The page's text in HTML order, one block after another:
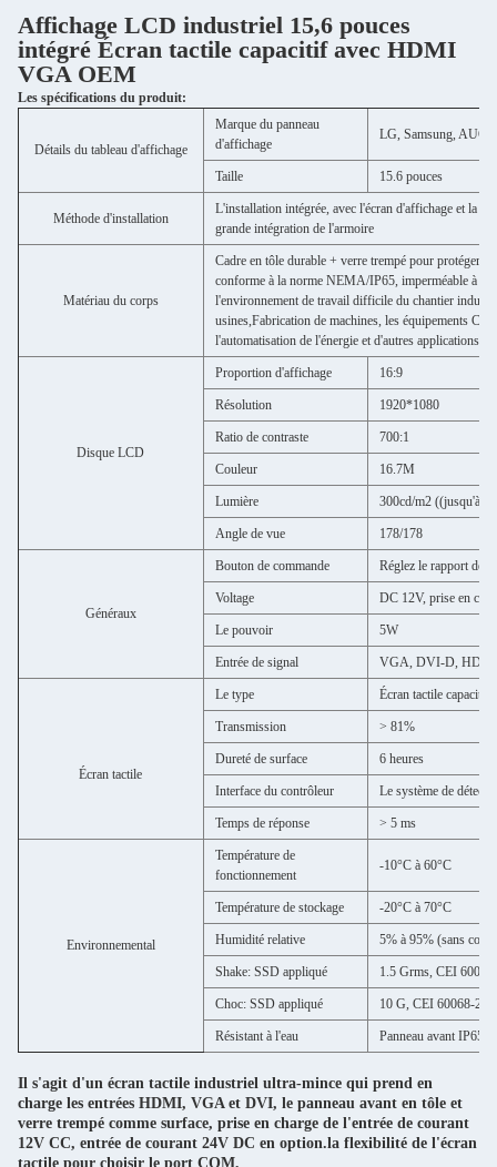
Affichage LCD industriel 15,6 pouces
intégré Écran tactile capacitif avec HDMI
VGA OEM
Les spécifications du produit:
Détails du tableau d'affichage
Marque du panneau
d'affichage
LG, Samsung, AUO,
Taille 15.6 pouces
Méthode d'installation
L'installation intégrée, avec l'écran d'affichage et la
grande intégration de l'armoire
Matériau du corps
Cadre en tôle durable + verre trempé pour protéger
conforme à la norme NEMA/IP65, imperméable à
l'environnement de travail difficile du chantier
usines,Fabrication de machines, les équipements
l'automatisation de l'énergie et d'autres applications
Disque LCD
Proportion d'affichage 16:9
Résolution 1920*1080
Ratio de contraste 700:1
Couleur 16.7M
Lumière 300cd/m2 ((jusqu'à
Angle de vue 178/178
Généraux
Bouton de commande Réglez le rapport de
Voltage DC 12V, prise en
Le pouvoir 5W
Entrée de signal VGA, DVI-D, HDMI
Écran tactile
Le type Écran tactile capacitif
Transmission > 81%
Dureté de surface 6 heures
Interface du contrôleur Le système de
Temps de réponse > 5 ms
Environnemental
Température de
fonctionnement
-10°C à 60°C
Température de stockage -20°C à 70°C
Humidité relative 5% à 95% (sans
Shake: SSD appliqué 1.5 Grms, CEI
Choc: SSD appliqué 10 G, CEI 60068-2-
Résistant à l'eau Panneau avant IP65
Il s'agit d'un écran tactile industriel ultra-mince qui prend en
charge les entrées HDMI, VGA et DVI, le panneau avant en tôle et
verre trempé comme surface, prise en charge de l'entrée de courant
12V CC, entrée de courant 24V DC en option.la flexibilité de l'écran
tactile pour choisir le port COM,